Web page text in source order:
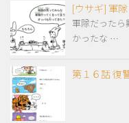
[ウサギ] 軍隊
軍隊だった
かったな …
第１６話 復